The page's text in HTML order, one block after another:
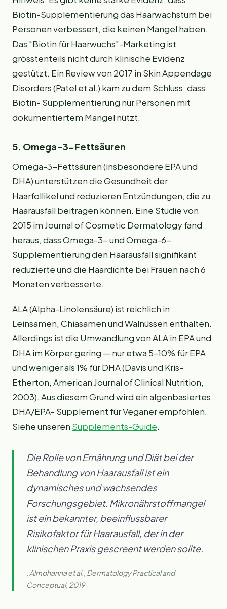
Biotin-Supplementierung das Haarwachstum bei
Personen verbessert, die keinen Mangel haben.
Das "Biotin für Haarwuchs"-Marketing ist
grösstenteils nicht durch klinische Evidenz
gestützt. Ein Review von 2017 in Skin Appendage
Disorders (Patel et al.) kam zu dem Schluss, dass
Biotin- Supplementierung nur Personen mit
dokumentiertem Mangel nützt.
5. Omega-3-Fettsäuren
Omega-3-Fettsäuren (insbesondere EPA und
DHA) unterstützen die Gesundheit der
Haarfollikel und reduzieren Entzündungen, die zu
Haarausfall beitragen können. Eine Studie von
2015 im Journal of Cosmetic Dermatology fand
heraus, dass Omega-3- und Omega-6-
Supplementierung den Haarausfall signifikant
reduzierte und die Haardichte bei Frauen nach 6
Monaten verbesserte.
ALA (Alpha-Linolensäure) ist reichlich in
Leinsamen, Chiasamen und Walnüssen enthalten.
Allerdings ist die Umwandlung von ALA in EPA und
DHA im Körper gering — nur etwa 5–10% für EPA
und weniger als 1% für DHA (Davis und Kris-
Etherton, American Journal of Clinical Nutrition,
2003). Aus diesem Grund wird ein algenbasiertes
DHA/EPA- Supplement für Veganer empfohlen.
Siehe unseren Supplements-Guide.
Die Rolle von Ernährung und Diät bei der
Behandlung von Haarausfall ist ein
dynamisches und wachsendes
Forschungsgebiet. Mikronährstoffmangel
ist ein bekannter, beeinflussbarer
Risikofaktor für Haarausfall, der in der
klinischen Praxis gescreent werden sollte.
, Almohanna et al., Dermatology Practical and
Conceptual, 2019